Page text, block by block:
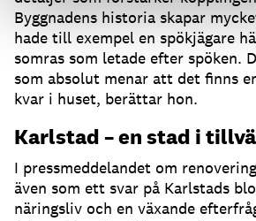
Byggnadens historia skapar
hade till exempel en spökjägare
somras som letade efter spöken.
som absolut menar att det finns
kvar i huset, berättar hon.
Karlstad – en stad i
I pressmeddelandet om
även som ett svar på Karlstads
näringsliv och en växande